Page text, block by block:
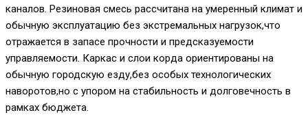
каналов. Резиновая смесь рассчитана на умеренный климат и
обычную эксплуатацию без экстремальных нагрузок,что
отражается в запасе прочности и предсказуемости
управляемости. Каркас и слои корда ориентированы на
обычную городскую езду,без особых технологических
наворотов,но с упором на стабильность и долговечность в
рамках бюджета.